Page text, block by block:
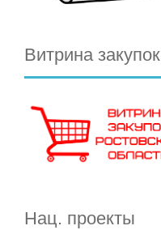
Витрина закупок
Нац. проекты